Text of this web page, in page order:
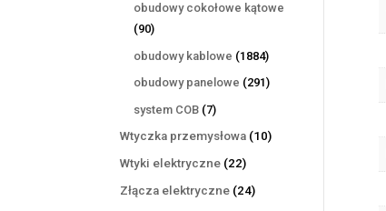
obudowy cokołowe kątowe
9090
produktów
obudowy kablowe 18841884
produkty
obudowy panelowe 291291
system COB 77
produktów
Wtyczka przemysłowa 1010
Wtyki elektryczne 2222
produkty
Złącza elektryczne 2424